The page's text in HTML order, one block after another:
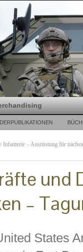
Infanterie – Ausrüstung für
und
–
States